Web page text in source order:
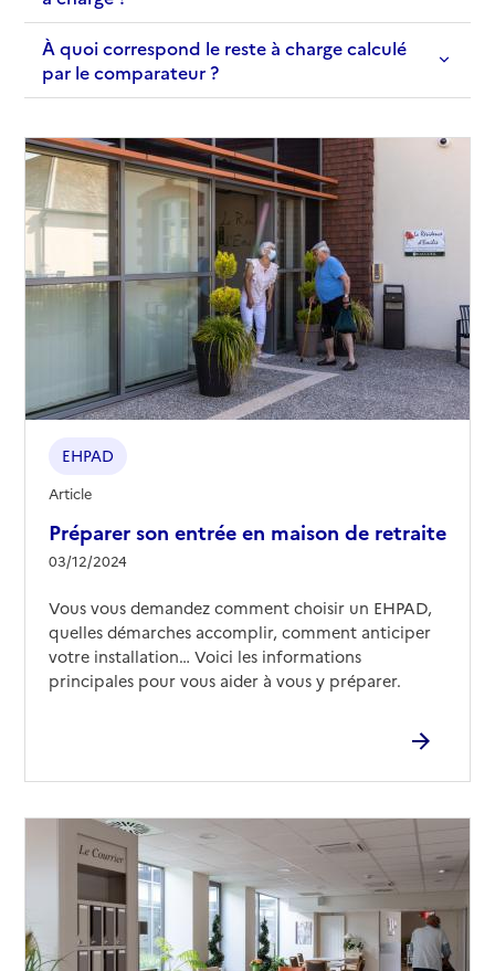
À quoi correspond le reste à charge calculé
par le comparateur ?
Préparer son entrée en maison de retraite
03/12/2024
EHPAD
Article
Vous vous demandez comment choisir un EHPAD,
quelles démarches accomplir, comment anticiper
votre installation… Voici les informations
principales pour vous aider à vous y préparer.